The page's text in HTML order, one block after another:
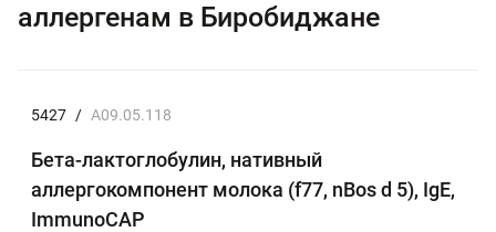
аллергенам в Биробиджане
5427 / A09.05.118
Бета-лактоглобулин, нативный
аллергокомпонент молока (f77, nBos d 5), IgE,
ImmunoCAP